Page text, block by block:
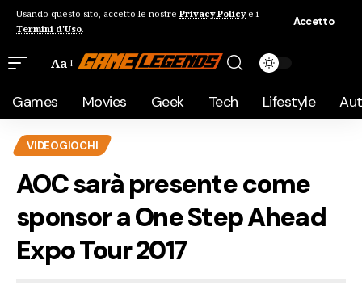
Usando questo sito, accetto le nostre Privacy Policye i
Termini d'Uso.
Accetto
Aa
Games Movies Geek Tech Lifestyle
VIDEOGIOCHI
AOC sarà presente come
sponsor a One Step Ahead
Expo Tour 2017